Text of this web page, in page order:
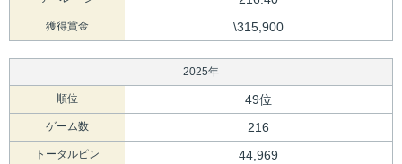
獲得賞金 \315,900
2025年
順位 49位
ゲーム数 216
トータルピン 44,969